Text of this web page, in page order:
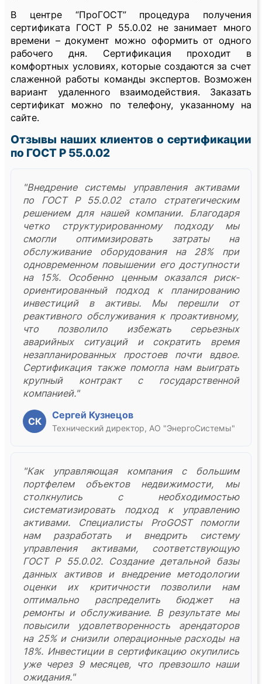
В центре “ПроГОСТ” процедура получения
сертификата ГОСТ Р 55.0.02 не занимает много
времени – документ можно оформить от одного
рабочего дня. Сертификация проходит в
комфортных условиях, которые создаются за счет
слаженной работы команды экспертов. Возможен
вариант удаленного взаимодействия. Заказать
сертификат можно по телефону, указанному на
сайте.
Отзывы наших клиентов о сертификации
по ГОСТ Р 55.0.02
"Внедрение системы управления активами
по ГОСТ Р 55.0.02 стало стратегическим
решением для нашей компании. Благодаря
четко структурированному подходу мы
смогли оптимизировать затраты на
обслуживание оборудования на 28% при
одновременном повышении его доступности
на 15%. Особенно ценным оказался риск-
ориентированный подход к планированию
инвестиций в активы. Мы перешли от
реактивного обслуживания к проактивному,
что позволило избежать серьезных
аварийных ситуаций и сократить время
незапланированных простоев почти вдвое.
Сертификация также помогла нам выиграть
крупный контракт с государственной
компанией."
СК
Сергей Кузнецов
Технический директор, АО "ЭнергоСистемы"
"Как управляющая компания с большим
портфелем объектов недвижимости, мы
столкнулись с необходимостью
систематизировать подход к управлению
активами. Специалисты ProGOST помогли
нам разработать и внедрить систему
управления активами, соответствующую
ГОСТ Р 55.0.02. Создание детальной базы
данных активов и внедрение методологии
оценки их критичности позволили нам
оптимально распределить бюджет на
ремонты и обслуживание. В результате мы
повысили удовлетворенность арендаторов
на 25% и снизили операционные расходы на
18%. Инвестиции в сертификацию окупились
уже через 9 месяцев, что превзошло наши
ожидания."